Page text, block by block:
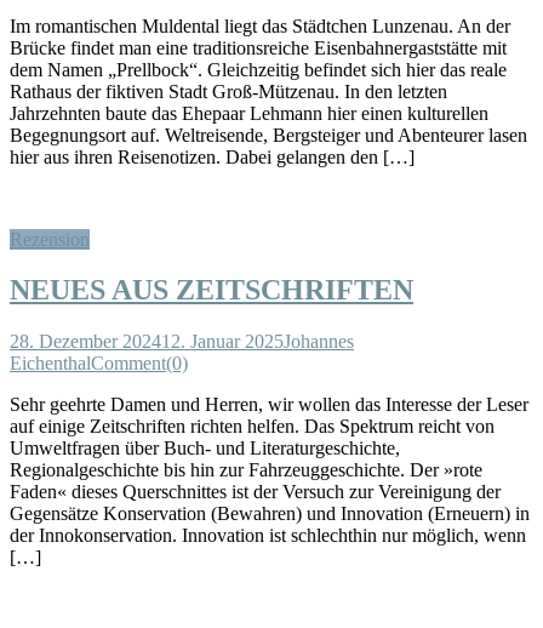
Im romantischen Muldental liegt das Städtchen Lunzenau. An der
Brücke findet man eine traditionsreiche Eisenbahnergaststätte mit
dem Namen „Prellbock“. Gleichzeitig befindet sich hier das reale
Rathaus der fiktiven Stadt Groß-Mützenau. In den letzten
Jahrzehnten baute das Ehepaar Lehmann hier einen kulturellen
Begegnungsort auf. Weltreisende, Bergsteiger und Abenteurer lasen
hier aus ihren Reisenotizen. Dabei gelangen den […]
Rezension
NEUES AUS ZEITSCHRIFTEN
28. Dezember 202412. Januar 2025Johannes
EichenthalComment(0)
Sehr geehrte Damen und Herren, wir wollen das Interesse der Leser
auf einige Zeitschriften richten helfen. Das Spektrum reicht von
Umweltfragen über Buch- und Literaturgeschichte,
Regionalgeschichte bis hin zur Fahrzeuggeschichte. Der »rote
Faden« dieses Querschnittes ist der Versuch zur Vereinigung der
Gegensätze Konservation (Bewahren) und Innovation (Erneuern) in
der Innokonservation. Innovation ist schlechthin nur möglich, wenn
[…]